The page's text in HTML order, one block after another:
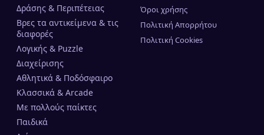
Δράσης & Περιπέτειας
Βρες τα αντικείμενα & τις
διαφορές
Λογικής & Puzzle
Διαχείρισης
Αθλητικά & Ποδόσφαιρο
Κλασσικά & Arcade
Mε πολλούς παίκτες
Παιδικά
Όροι χρήσης
Πολιτική Απορρήτου
Πολιτική Cookies